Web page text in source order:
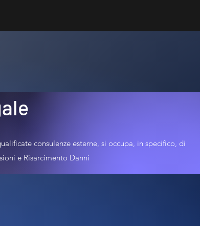
consulenze esterne, si occupa, in specifico, di
e Risarcimento Danni